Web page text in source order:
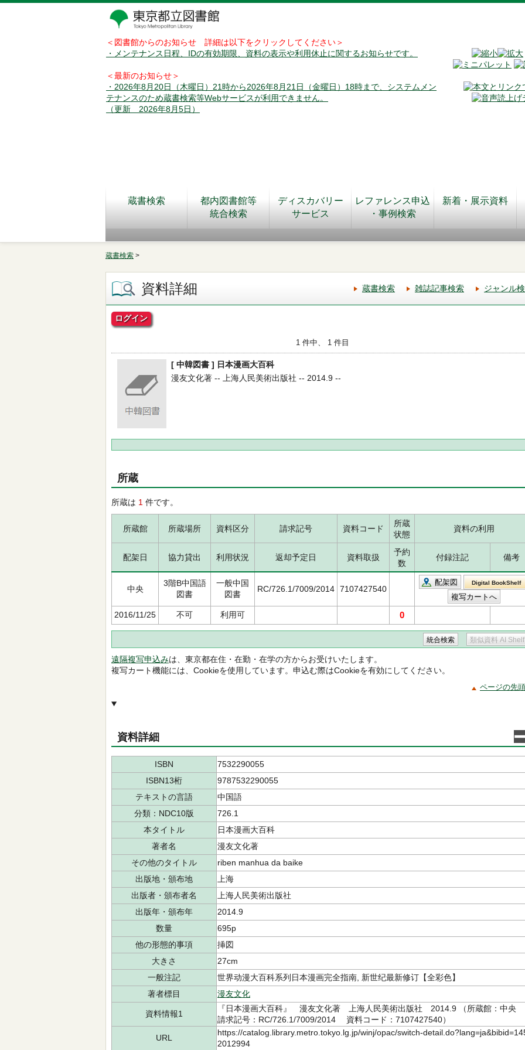
＜図書館からのお知らせ 詳細は以下をクリックしてください＞
・メンテナンス日程、IDの有効期限、資料の表示や利用休止に関するお知らせです。
＜最新のお知らせ＞
・2026年8月20日（木曜日）21時から2026年8月21日（金曜日）18時まで、システムメン
テナンスのため蔵書検索等Webサービスが利用できません。
（更新 2026年8月5日）
蔵書検索
都内図書館等
統合検索
ディスカバリー
サービス
レファレンス申込
・事例検索
新着・展示資料
蔵書検索 >
資料詳細 蔵書検索 雑誌記事検索 ジャンル
ログイン
1 件中、 1 件目
[ 中韓図書 ] 日本漫画大百科
漫友文化著 -- 上海人民美術出版社 -- 2014.9 --
所蔵
所蔵は 1 件です。
所蔵館 所蔵場所 資料区分 請求記号 資料コード
所蔵
状態
資料の利用
配架日 協力貸出 利用状況 返却予定日 資料取扱
予約
数
付録注記 備考
中央
3階B中国語
図書
一般中国
図書
RC/726.1/7009/2014 7107427540
配架図 Digital BookShelf
2016/11/25 不可 利用可 0
遠隔複写申込みは、東京都在住・在勤・在学の方からお受けいたします。
複写カート機能には、Cookieを使用しています。申込む際はCookieを有効にしてください。
ページの先
資料詳細
ISBN
7532290055
ISBN13桁
9787532290055
テキストの言語
中国語
分類：NDC10版
726.1
本タイトル
日本漫画大百科
著者名
漫友文化著
その他のタイトル
riben manhua da baike
出版地・頒布地
上海
出版者・頒布者名
上海人民美術出版社
出版年・頒布年
2014.9
数量
695p
他の形態的事項
挿図
大きさ
27cm
一般注記
世界动漫大百科系列日本漫画完全指南, 新世纪最新修订【全彩色】
著者標目
漫友文化
資料情報1
『日本漫画大百科』 漫友文化著 上海人民美術出版社 2014.9 （所蔵館：中央
請求記号：RC/726.1/7009/2014 資料コード：7107427540）
URL
https://catalog.library.metro.tokyo.lg.jp/winj/opac/switch-
2012994